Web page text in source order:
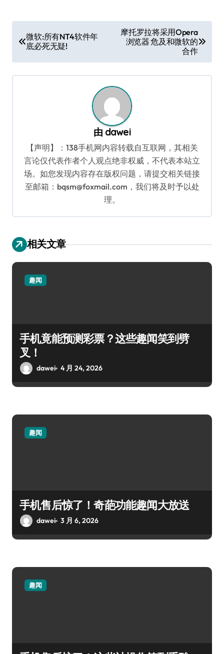
章
导
航
微软:所有NT4软件年
底必死无疑!
摩托罗拉将采用Opera
浏览器 危及和微软的
合作
由 dawei
【声明】：138手机网内容转载自互联网，其相关
言论仅代表作者个人观点绝非权威，不代表本站立
场。如您发现内容存在版权问题，请提交相关链接
至邮箱：bqsm@foxmail.com，我们将及时予以处
理。
相关文章
趣闻
手机竟能预测彩票？这些趣闻笑到劈
叉！
dawei 4 月 24, 2026
趣闻
手机售后惊了！奇葩功能趣闻大放送
dawei 3 月 6, 2026
趣闻